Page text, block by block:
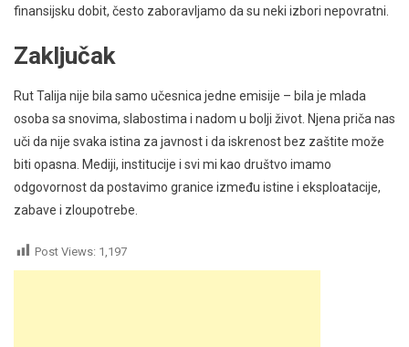
finansijsku dobit, često zaboravljamo da su neki izbori nepovratni.
Zaključak
Rut Talija nije bila samo učesnica jedne emisije – bila je mlada
osoba sa snovima, slabostima i nadom u bolji život. Njena priča nas
uči da nije svaka istina za javnost i da iskrenost bez zaštite može
biti opasna. Mediji, institucije i svi mi kao društvo imamo
odgovornost da postavimo granice između istine i eksploatacije,
zabave i zloupotrebe.
Post Views: 1,197